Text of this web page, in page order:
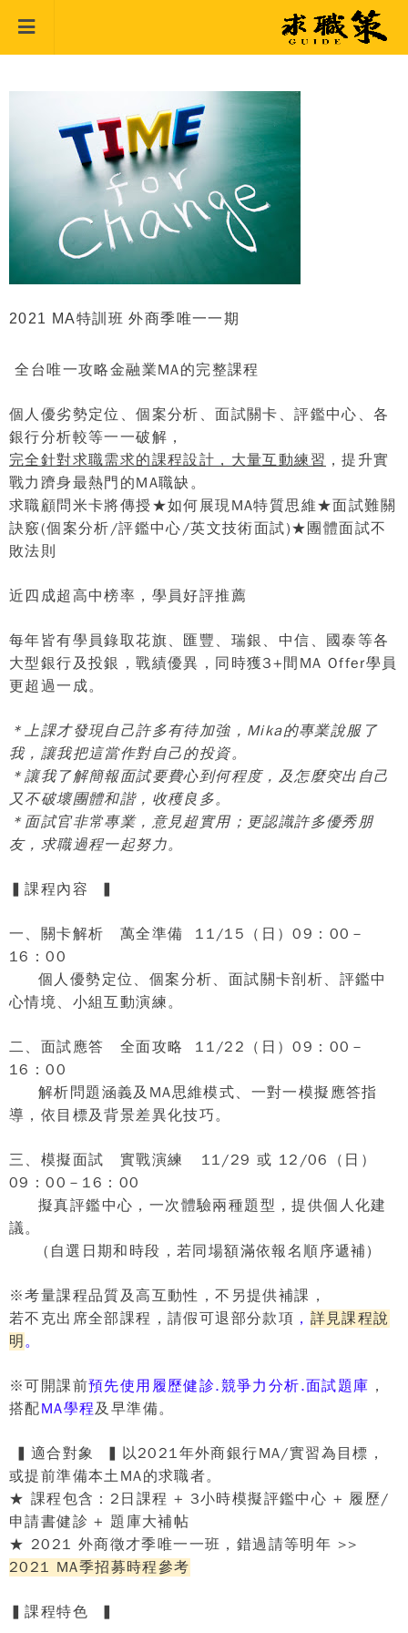
2021 MA特訓班 外商季唯一一期
全台唯一攻略金融業MA的完整課程
個人優劣勢定位、個案分析、面試關卡、評鑑中心、各
銀行分析較等一一破解，
完全針對求職需求的課程設計，大量互動練習 ，提升實
戰力 躋身最熱門的MA職缺。
求職顧問米卡將傳授 ★如何展現MA特質思維★面試難關
訣竅(個案分析/評鑑中心/英文技術面試)★ 團體面試不
敗法則
近四成超高中榜率，學員好評推薦
每年皆有學員錄取花旗、匯豐、瑞銀、中信、國泰等各
大型銀行及投銀，戰績優異，同時獲3+ 間 MA Offer學員
更超過一成。
＊上課才發現自己許多有待加強， Mika的專業說服了
我，讓我把這當作對自己的投資。
＊讓我了解簡報面試要費心到何程度，及怎麼突出自己
又不破壞團體和諧，收穫良多。
＊面試官非常專業，意見超實用；更認識許多優秀朋
友，求職過程一起努力。
▍課程內容
一、 關卡解析 萬全準備 11/15 （日）09 ： 00 －
16 ：00
個人優勢定位、個案分析、面試關卡剖析、評鑑中
心情境、小組互動演練。
二、 面試應答 全面攻略 11/22 （日）09 ： 00 －
16 ：00
解析問題涵義及 MA思維模式、一對一模擬應答指
導，依目標及背景差異化技巧。
三、 模擬面試 實戰演練 11/29或 12/06
（日）
09 ：00 － 16 ： 00
擬真評鑑中心，一次體驗兩種題型，提供個人化建
議。
( 自選日期和時段，若同場額滿依報名順序遞補)
※考量課程品質及高互動性，不另提供補課，
若不克出席全部課程，請假可退部分款項 ， 詳見課程說
明 。
※可開課前預先使用履歷健診.競爭力分析.面試題庫 ，
搭配MA學程及早準備。
適合對象 以2021年外商銀行MA/實習為目標，
或提前準備本土MA的求職者。
★ 課程包含： 2 日課程 + 3小時模擬評鑑中心 + 履歷/
申請書健診 + 題庫大補帖
★ 2021 外商徵才季唯一一班，錯過請等明年 >>
2021 MA季招募時程參考
▍課程特色